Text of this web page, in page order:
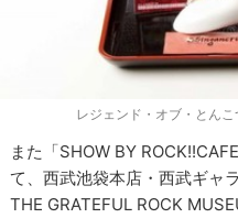
レジェンド・オブ・とん
また「SHOW BY
て、西武池袋本店・西武ギャ
THE GRATEFUL ROCK